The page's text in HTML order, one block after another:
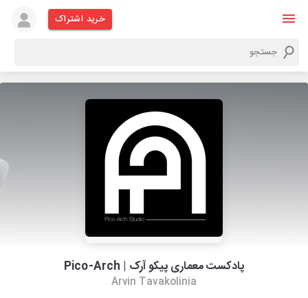
خرید اشتراک
پادکست معماری پیکو آرک | Pico-Arch
Arvin Tavakolinia